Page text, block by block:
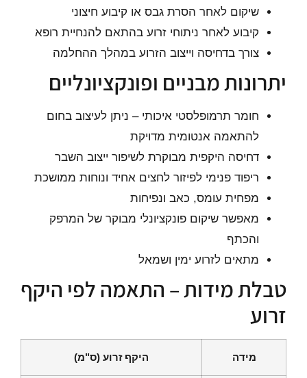
שיקום לאחר הסרת גבס או קיבוע חיצוני
קיבוע לאחר ניתוחי זרוע בהתאם להנחיית רופא
צורך בדחיסה וייצוב הזרוע במהלך ההחלמה
יתרונות מבניים ופונקציונליים
חומר תרמופלסטי איכותי – ניתן לעיצוב בחום
להתאמה אנטומית מדויקת
דחיסה היקפית מבוקרת לשיפור ייצוב השבר
ריפוד פנימי לפיזור לחצים אחיד ונוחות ממושכת
מפחית עומס, כאב ונפיחות
מאפשר שיקום פונקציונלי מבוקר של המרפק
והכתף
מתאים לזרוע ימין ושמאל
טבלת מידות – התאמה לפי היקף
זרוע
מידה היקף זרוע (ס"מ)